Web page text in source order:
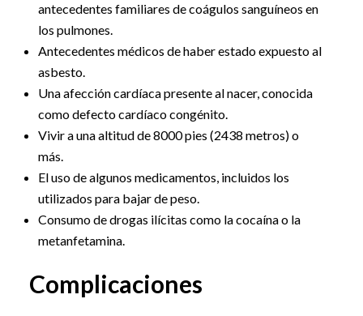
antecedentes familiares de coágulos sanguíneos en
los pulmones.
Antecedentes médicos de haber estado expuesto al
asbesto.
Una afección cardíaca presente al nacer, conocida
como defecto cardíaco congénito.
Vivir a una altitud de 8000 pies (2438 metros) o
más.
El uso de algunos medicamentos, incluidos los
utilizados para bajar de peso.
Consumo de drogas ilícitas como la cocaína o la
metanfetamina.
Complicaciones